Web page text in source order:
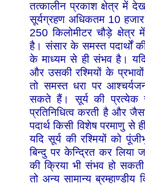
तत्कालीन प्रकाश क्षेत्र में
सूर्यग्रहण अधिकतम 10हजार
250किलोमीटर चौड़े क्षेत्र में
है। संसार के समस्त पदार्थों
के माध्यम से ही संभव है।
और उसकी रश्मियों के प्रभावों
तो समस्त धरा पर
सकते हैं। सूर्य की प्रत्येक
प्रतिनिधित्व करती है और
पदार्थ किसी विशेष परमाणु से
यदि सूर्य की रश्मियों को
बिन्दु पर केन्द्रित कर लिया
की क्रिया भी संभव हो सकती
तो अन्य सामान्य ब्रम्हाण्डीय